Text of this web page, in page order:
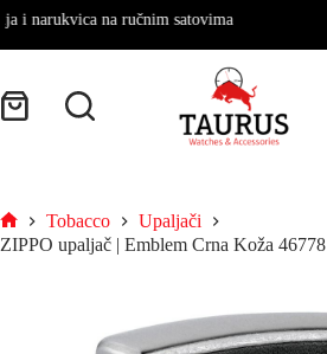
na ručnim satovima
Tobacco
Upaljači
ZIPPO upaljač | Emblem Crna Koža 46778